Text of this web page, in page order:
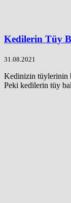
Kedilerin Tüy
31.08.2021
Kedinizin tüylerinin
Peki kedilerin tüy